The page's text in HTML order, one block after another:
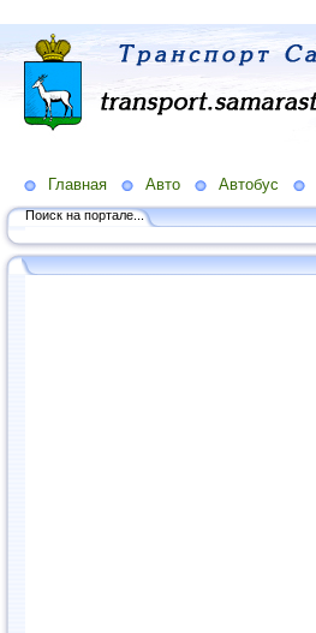
Главная Авто Автобус
Поиск на портале...